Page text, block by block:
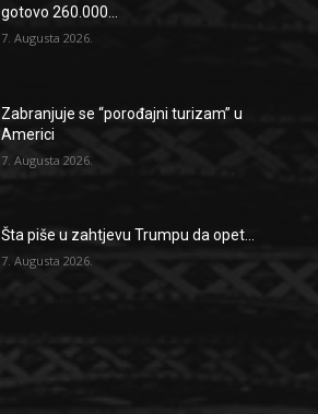
gotovo 260.000...
7. Augusta 2026.
Zabranjuje se “porođajni turizam” u
Americi
7. Augusta 2026.
Šta piše u zahtjevu Trumpu da opet...
7. Augusta 2026.